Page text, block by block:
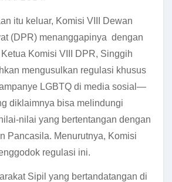
itu keluar, Komisi VIII Dewan
(DPR) menanggapinya dengan
Komisi VIII DPR, Singgih
mengusulkan regulasi khusus
LGBTQ di media sosial—
diklaimnya bisa melindungi
nilai yang bertentangan dengan
Pancasila. Menurutnya, Komisi
regulasi ini.
Sipil yang bertandatangan di